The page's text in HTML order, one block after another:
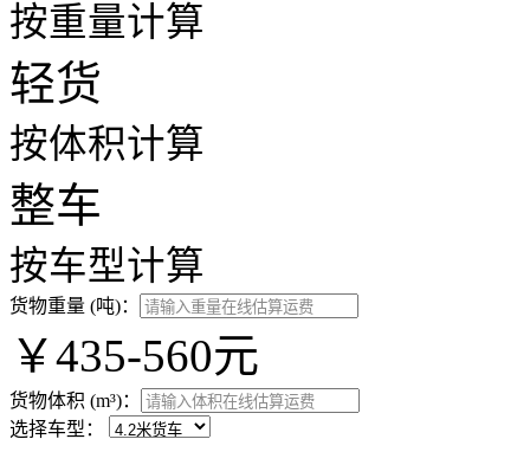
按重量计算
轻货
按体积计算
整车
按车型计算
货物重量 (吨)：
￥435-560元
货物体积 (m³)：
选择车型：